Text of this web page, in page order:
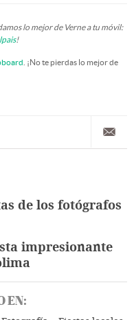
lo mejor de Verne a tu móvil:
!
. ¡No te pierdas lo mejor de
de los fotógrafos
impresionante
EN: